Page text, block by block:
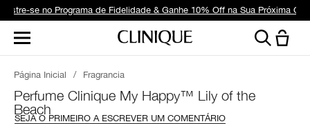
se no Programa de Fidelidade & Ganhe 10% Off na Sua Próxima
Página Inicial / Fragrancia
Perfume Clinique My Happy™ Lily of the
Beach
SEJA O PRIMEIRO A ESCREVER UM COMENTÁRIO